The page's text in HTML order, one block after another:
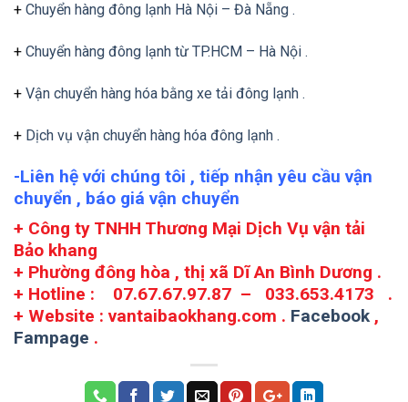
+ Chuyển hàng đông lạnh Hà Nội – Đà Nẵng .
+ Chuyển hàng đông lạnh từ TP.HCM – Hà Nội .
+ Vận chuyển hàng hóa bằng xe tải đông lạnh .
+ Dịch vụ vận chuyển hàng hóa đông lạnh .
-Liên hệ với chúng tôi , tiếp nhận yêu cầu vận
chuyển , báo giá vận chuyển
+ Công ty TNHH Thương Mại Dịch Vụ vận tải
Bảo khang
+ Phường đông hòa , thị xã Dĩ An Bình Dương .
+ Hotline : 07.67.67.97.87 – 033.653.4173 .
+ Website : vantaibaokhang.com . Facebook,
Fampage .